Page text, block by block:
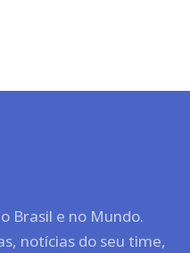
Brasil e no Mundo.
notícias do seu time,